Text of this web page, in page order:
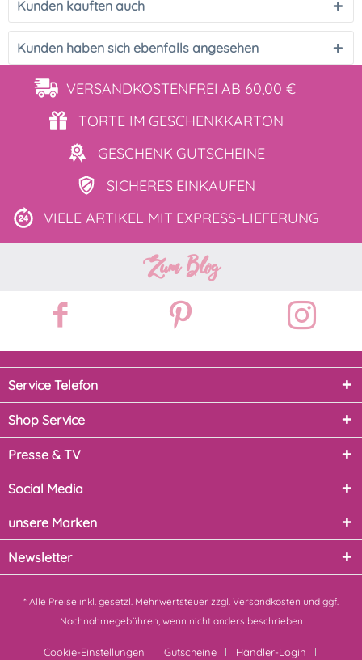
Kunden kauften auch
Kunden haben sich ebenfalls angesehen
VERSANDKOSTENFREI AB 60,00 €
TORTE IM GESCHENKKARTON
GESCHENK GUTSCHEINE
SICHERES EINKAUFEN
VIELE ARTIKEL MIT EXPRESS-LIEFERUNG
Zum Blog
Service Telefon
Shop Service
Presse & TV
Social Media
unsere Marken
Newsletter
* Alle Preise inkl. gesetzl. Mehrwertsteuer zzgl. Versandkosten und ggf.
Nachnahmegebühren, wenn nicht anders beschrieben
Cookie-Einstellungen Gutscheine
Händler-Login